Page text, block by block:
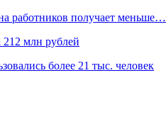
работников получает меньше…
212 млн рублей
более 21 тыс. человек